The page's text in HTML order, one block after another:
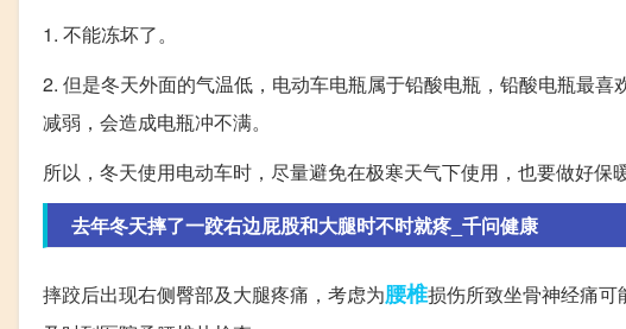
1. 不能冻坏了。
2. 但是冬天外面的气温低，电动车电瓶属于铅酸电瓶，铅酸电瓶最
减弱，会造成电瓶冲不满。
所以，冬天使用电动车时，尽量避免在极寒天气下使用，也要做好保
去年冬天摔了一跤右边屁股和大腿时不时就疼_千问健康
摔跤后出现右侧臀部及大腿疼痛，考虑为腰椎损伤所致坐骨神经痛